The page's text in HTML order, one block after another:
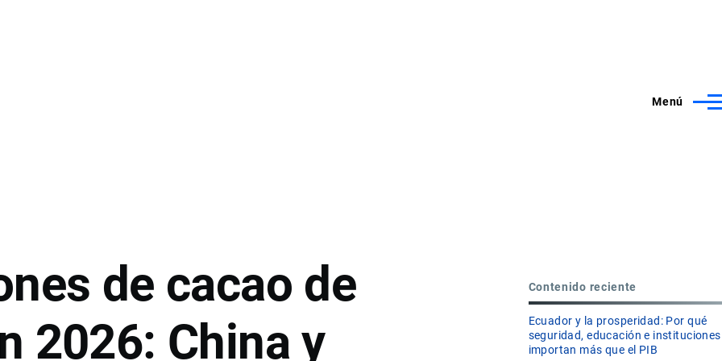
Menú
de cacao de
2026: China y
Contenido reciente
Ecuador y la prosperidad: Por qué
seguridad, educación e instituciones
importan más que el PIB